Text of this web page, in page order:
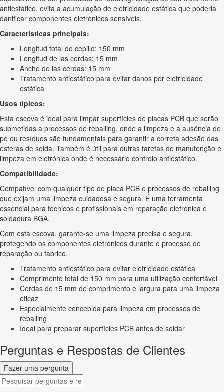
antiestático, evita a acumulação de eletricidade estática que poderia
danificar componentes eletrónicos sensíveis.
Características principais:
Longitud total do cepillo: 150 mm
Longitud de las cerdas: 15 mm
Ancho de las cerdas: 15 mm
Tratamento antiestático para evitar danos por eletricidade
estática
Usos típicos:
Esta escova é ideal para limpar superfícies de placas PCB que serão
submetidas a processos de reballing, onde a limpeza e a ausência de
pó ou resíduos são fundamentais para garantir a correta adesão das
esferas de solda. Também é útil para outras tarefas de manutenção e
limpeza em eletrónica onde é necessário controlo antiestático.
Compatibilidade:
Compatível com qualquer tipo de placa PCB e processos de reballing
que exijam uma limpeza cuidadosa e segura. É uma ferramenta
essencial para técnicos e profissionais em reparação eletrónica e
soldadura BGA.
Com esta escova, garante-se uma limpeza precisa e segura,
protegendo os componentes eletrónicos durante o processo de
reparação ou fabrico.
Tratamento antiestático para evitar eletricidade estática
Comprimento total de 150 mm para uma utilização confortável
Cerdas de 15 mm de comprimento e largura para uma limpeza
eficaz
Especialmente concebida para limpeza em processos de
reballing
Ideal para preparar superfícies PCB antes de soldar
Perguntas e Respostas de Clientes
Fazer uma pergunta